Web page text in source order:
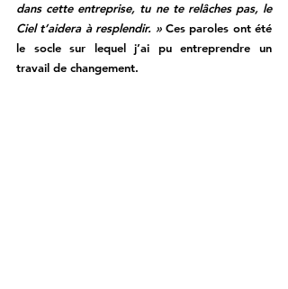
dans cette entreprise, tu ne te relâches pas, le
Ciel t’aidera à resplendir. » Ces paroles ont été
le socle sur lequel j’ai pu entreprendre un
travail de changement.